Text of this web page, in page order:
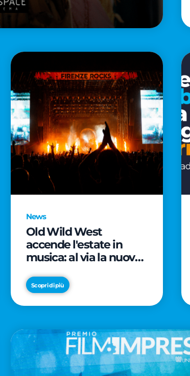
News
Old Wild West
accende l'estate in
musica: al via la nuova
e le prestigiose
partnership con Radio
Italia e Live Nation
Scopri di più